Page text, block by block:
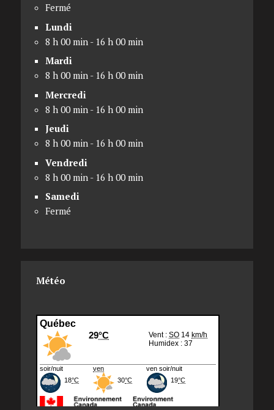
Fermé
Lundi
8 h 00 min - 16 h 00 min
Mardi
8 h 00 min - 16 h 00 min
Mercredi
8 h 00 min - 16 h 00 min
Jeudi
8 h 00 min - 16 h 00 min
Vendredi
8 h 00 min - 16 h 00 min
Samedi
Fermé
Météo